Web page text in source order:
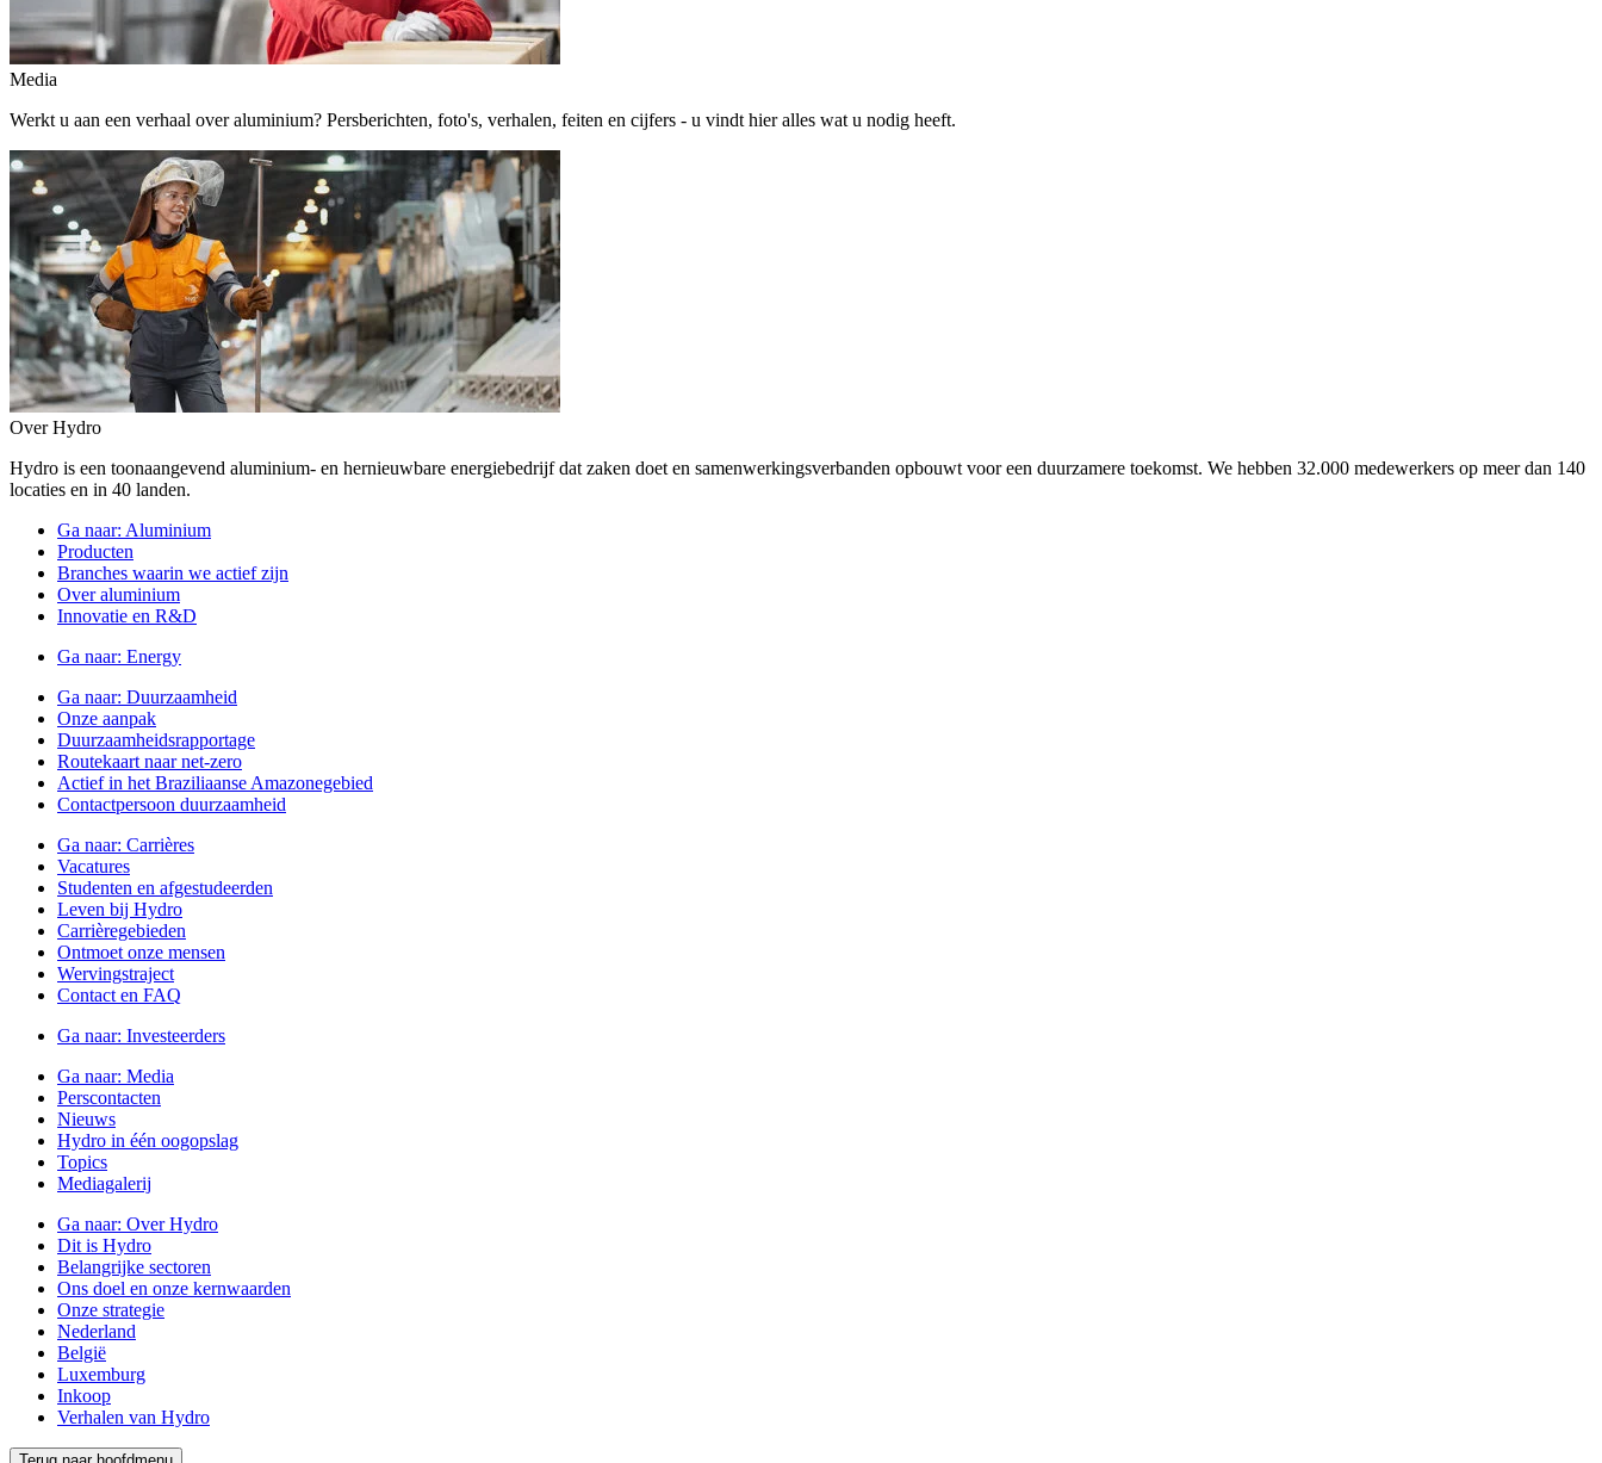
Media
Werkt u aan een verhaal over aluminium? Persberichten, foto's, verhalen, feiten en cijfers - u vindt hier alles wat u nodig heeft.
Over Hydro
Hydro is een toonaangevend aluminium- en hernieuwbare energiebedrijf dat zaken doet en samenwerkingsverbanden opbouwt voor een duurzamere toekomst. We hebben 32.000 medewerkers op meer dan 140
locaties en in 40 landen.
Ga naar: Aluminium
Producten
Branches waarin we actief zijn
Over aluminium
Innovatie en R&D
Ga naar: Energy
Ga naar: Duurzaamheid
Onze aanpak
Duurzaamheidsrapportage
Routekaart naar net-zero
Actief in het Braziliaanse Amazonegebied
Contactpersoon duurzaamheid
Ga naar: Carrières
Vacatures
Studenten en afgestudeerden
Leven bij Hydro
Carrièregebieden
Ontmoet onze mensen
Wervingstraject
Contact en FAQ
Ga naar: Investeerders
Ga naar: Media
Perscontacten
Nieuws
Hydro in één oogopslag
Topics
Mediagalerij
Ga naar: Over Hydro
Dit is Hydro
Belangrijke sectoren
Ons doel en onze kernwaarden
Onze strategie
Nederland
België
Luxemburg
Inkoop
Verhalen van Hydro